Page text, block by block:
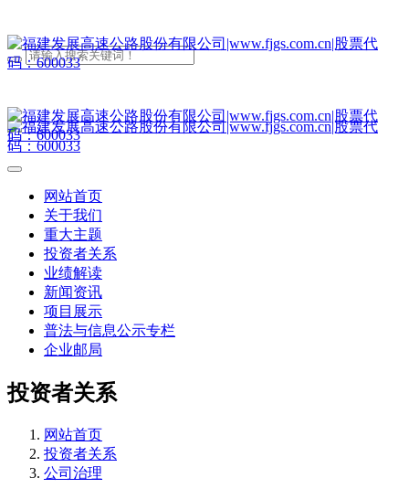
网站首页
关于我们
重大主题
投资者关系
业绩解读
新闻资讯
项目展示
普法与信息公示专栏
企业邮局
投资者关系
网站首页
投资者关系
公司治理